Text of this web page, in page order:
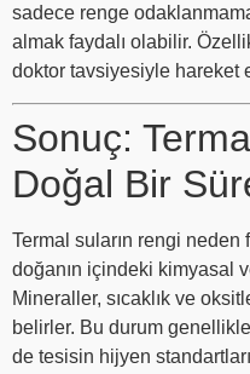
sadece renge
almak faydalı olabilir.
doktor tavsiyesiyle hareket
Sonuç:
Doğal Bir
Termal suların rengi neden
doğanın içindeki kimyasal
Mineraller, sıcaklık ve
belirler. Bu durum
de tesisin hijyen